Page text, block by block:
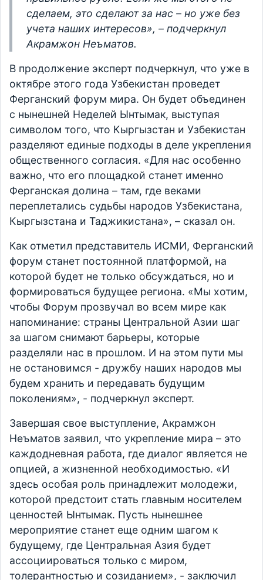
сделаем, это сделают за нас – но уже без
учета наших интересов», – подчеркнул
Акрамжон Неъматов.
В продолжение эксперт подчеркнул, что уже в
октябре этого года Узбекистан проведет
Ферганский форум мира. Он будет объединен
с нынешней Неделей Ынтымак, выступая
символом того, что Кыргызстан и Узбекистан
разделяют единые подходы в деле укрепления
общественного согласия. «Для нас особенно
важно, что его площадкой станет именно
Ферганская долина – там, где веками
переплетались судьбы народов Узбекистана,
Кыргызстана и Таджикистана», – сказал он.
Как отметил представитель ИСМИ, Ферганский
форум станет постоянной платформой, на
которой будет не только обсуждаться, но и
формироваться будущее региона. «Мы хотим,
чтобы Форум прозвучал во всем мире как
напоминание: страны Центральной Азии шаг
за шагом снимают барьеры, которые
разделяли нас в прошлом. И на этом пути мы
не остановимся - дружбу наших народов мы
будем хранить и передавать будущим
поколениям», - подчеркнул эксперт.
Завершая свое выступление, Акрамжон
Неъматов заявил, что укрепление мира – это
каждодневная работа, где диалог является не
опцией, а жизненной необходимостью. «И
здесь особая роль принадлежит молодежи,
которой предстоит стать главным носителем
ценностей Ынтымак. Пусть нынешнее
мероприятие станет еще одним шагом к
будущему, где Центральная Азия будет
ассоциироваться только с миром,
толерантностью и созиданием», - заключил